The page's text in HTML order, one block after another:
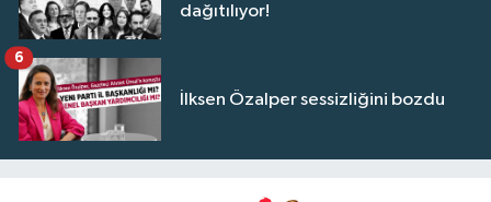
dağıtılıyor!
İlksen Özalper sessizliğini bozdu
6